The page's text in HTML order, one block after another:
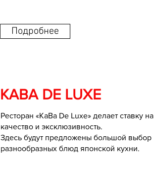
Подробнее
Ресторан «КаВа De Luxe» делает ставку на
качество и эксклюзивность.
Здесь будут предложены большой выбор
разнообразных блюд японской кухни.
КАВА DE LUXE